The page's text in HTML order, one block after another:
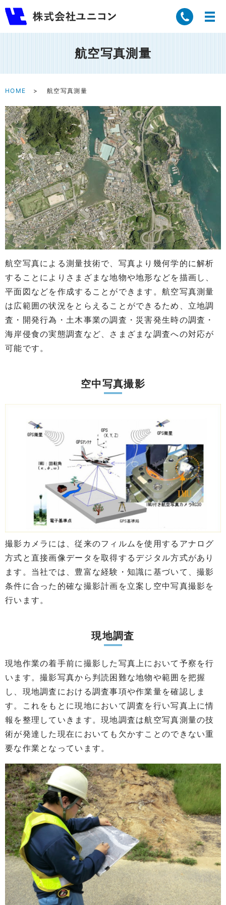
航空写真測量
HOME 航空写真測量
航空写真による測量技術で、写真より幾何学的に解析
することによりさまざまな地物や地形などを描画し、
平面図などを作成することができます。航空写真測量
は広範囲の状況をとらえることができるため、立地調
査・開発行為・土木事業の調査・災害発生時の調査・
海岸侵食の実態調査など、さまざまな調査への対応が
可能です。
空中写真撮影
撮影カメラには、従来のフィルムを使用するアナログ
方式と直接画像データを取得するデジタル方式があり
ます。当社では、豊富な経験・知識に基づいて、撮影
条件に合った的確な撮影計画を立案し空中写真撮影を
行います。
現地調査
現地作業の着手前に撮影した写真上において予察を行
います。撮影写真から判読困難な地物や範囲を把握
し、現地調査における調査事項や作業量を確認しま
す。これをもとに現地において調査を行い写真上に情
報を整理していきます。現地調査は航空写真測量の技
術が発達した現在においても欠かすことのできない重
要な作業となっています。